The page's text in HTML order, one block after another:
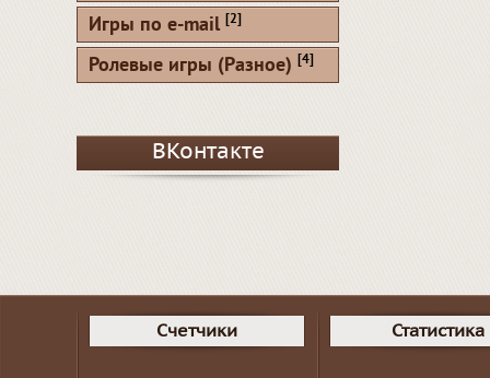
Игры по e-mail [2]
Ролевые игры (Разное) [4]
ВКонтакте
Счетчики Статистика